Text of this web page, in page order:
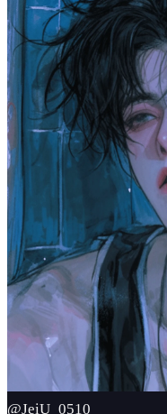
@JeiU_0510